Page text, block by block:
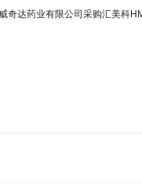
奇达药业有限公司采购汇美科